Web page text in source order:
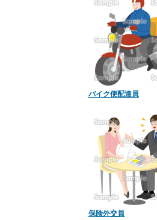
バイク便配達員
保険外交員